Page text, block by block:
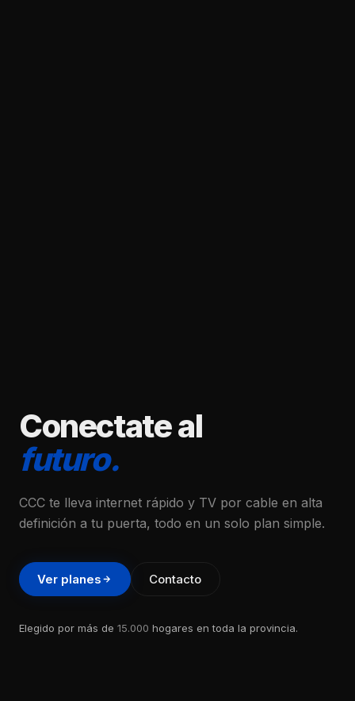
Conectate al
futuro.
CCC te lleva internet rápido y TV por cable en alta
definición a tu puerta, todo en un solo plan simple.
Ver planes Contacto
Elegido por más de 15.000 hogares en toda la provincia.